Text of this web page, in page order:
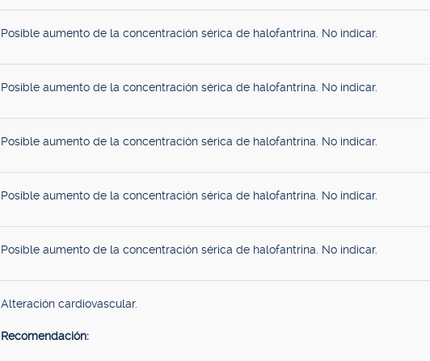
Posible aumento de la concentración sérica de halofantrina. No indicar.
Posible aumento de la concentración sérica de halofantrina. No indicar.
Posible aumento de la concentración sérica de halofantrina. No indicar.
Posible aumento de la concentración sérica de halofantrina. No indicar.
Posible aumento de la concentración sérica de halofantrina. No indicar.
Alteración cardiovascular.
Recomendación: